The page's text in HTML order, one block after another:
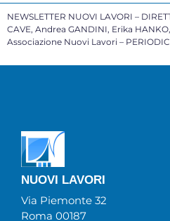
NEWSLETTER NUOVI LAVORI –
CAVE, Andrea GANDINI, Erika
Associazione Nuovi Lavori –
NUOVI LAVORI
Via Piemonte 32
Roma 00187